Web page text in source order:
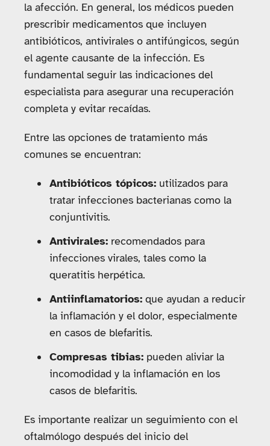
la afección. En general, los médicos pueden
prescribir medicamentos que incluyen
antibióticos, antivirales o antifúngicos, según
el agente causante de la infección. Es
fundamental seguir las indicaciones del
especialista para asegurar una recuperación
completa y evitar recaídas.
Entre las opciones de tratamiento más
comunes se encuentran:
Antibióticos tópicos: utilizados para
tratar infecciones bacterianas como la
conjuntivitis.
Antivirales: recomendados para
infecciones virales, tales como la
queratitis herpética.
Antiinflamatorios: que ayudan a reducir
la inflamación y el dolor, especialmente
en casos de blefaritis.
Compresas tibias: pueden aliviar la
incomodidad y la inflamación en los
casos de blefaritis.
Es importante realizar un seguimiento con el
oftalmólogo después del inicio del